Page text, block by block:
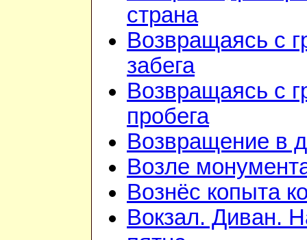
страна
Возвращаясь с
забега
Возвращаясь с
пробега
Возвращение в
Возле
Вознёс копыта
Вокзал. Диван.